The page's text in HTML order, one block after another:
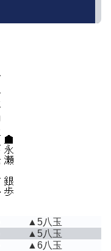
▲5八玉
▲5八玉
▲6八玉